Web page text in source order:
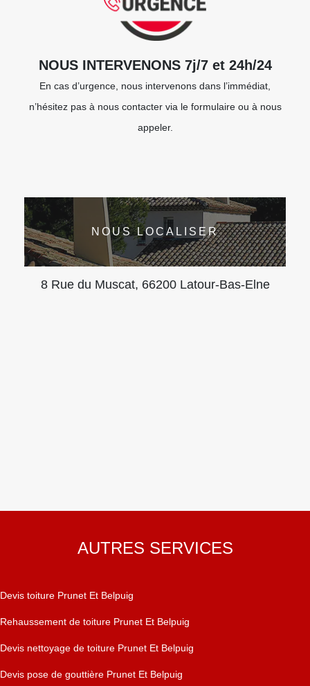
NOUS INTERVENONS 7j/7 et 24h/24
En cas d’urgence, nous intervenons dans l’immédiat,
n’hésitez pas à nous contacter via le formulaire ou à nous
appeler.
NOUS LOCALISER
8 Rue du Muscat, 66200 Latour-Bas-Elne
AUTRES SERVICES
Devis toiture Prunet Et Belpuig
Rehaussement de toiture Prunet Et Belpuig
Devis nettoyage de toiture Prunet Et Belpuig
Devis pose de gouttière Prunet Et Belpuig